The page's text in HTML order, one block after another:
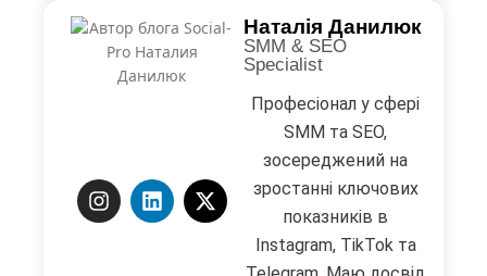
Наталія Данилюк
SMM & SEO
Specialist
Професіонал у сфері
SMM та SEO,
зосереджений на
зростанні ключових
показників в
Instagram, TikTok та